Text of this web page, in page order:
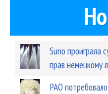
Suno проиграла
прав немецкому
РАО